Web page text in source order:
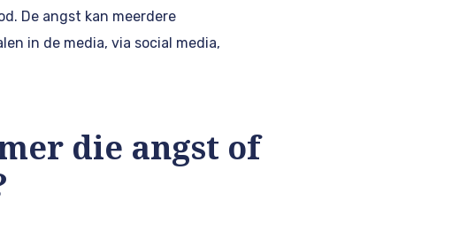
De angst kan meerdere
in de media, via social media,
die angst of